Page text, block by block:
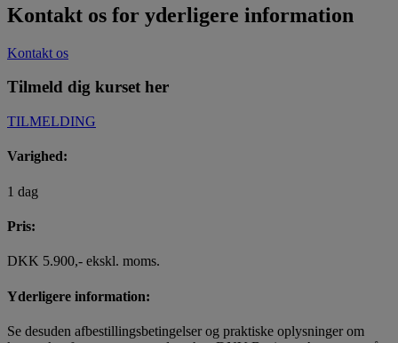
Kontakt os for yderligere information
Kontakt os
Tilmeld dig kurset her
TILMELDING
Varighed:
1 dag
Pris:
DKK 5.900,- ekskl. moms.
Yderligere information:
Se desuden afbestillingsbetingelser og praktiske oplysninger om